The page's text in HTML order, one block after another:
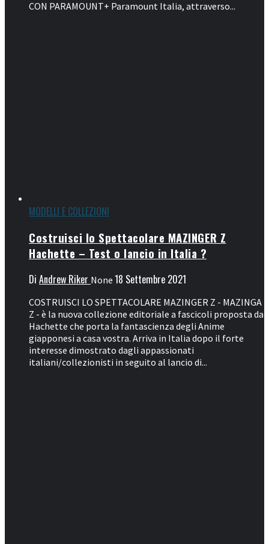
CON PARAMOUNT+ Paramount Italia, attraverso...
MODELLI E COLLEZIONI
Costruisci lo Spettacolare MAZINGER Z
Hachette – Test o lancio in Italia ?
Di Andrew Riker None 18 Settembre 2021
COSTRUISCI LO SPETTACOLARE MAZINGER Z - MAZINGA
Z - è la nuova collezione editoriale a fascicoli proposta da
Hachette che porta la fantascienza degli Anime
giapponesi a casa vostra. Arriva in Italia dopo il forte
interesse dimostrato dagli appassionati
italiani/collezionisti in seguito al lancio di...